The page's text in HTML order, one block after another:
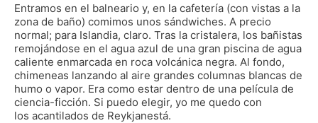
Entramos en el balneario y, en la cafetería (con vistas a la
zona de baño) comimos unos sándwiches. A precio
normal; para Islandia, claro. Tras la cristalera, los bañistas
remojándose en el agua azul de una gran piscina de agua
caliente enmarcada en roca volcánica negra. Al fondo,
chimeneas lanzando al aire grandes columnas blancas de
humo o vapor. Era como estar dentro de una película de
ciencia-ficción. Si puedo elegir, yo me quedo con
los acantilados de Reykjanestá.